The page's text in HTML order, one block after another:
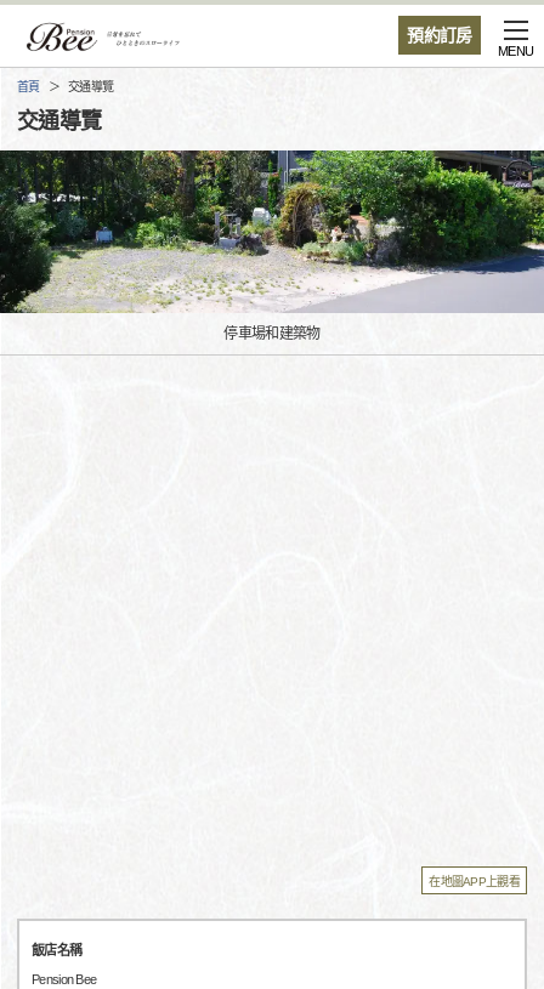
預約訂房
MENU
首頁 交通導覽
交通導覽
停車場和建築物
在地圖APP上觀看
飯店名稱
Pension Bee